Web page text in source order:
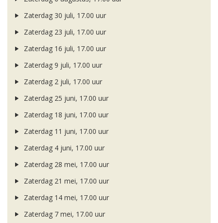
Zaterdag 30 juli, 17.00 uur
Zaterdag 23 juli, 17.00 uur
Zaterdag 16 juli, 17.00 uur
Zaterdag 9 juli, 17.00 uur
Zaterdag 2 juli, 17.00 uur
Zaterdag 25 juni, 17.00 uur
Zaterdag 18 juni, 17.00 uur
Zaterdag 11 juni, 17.00 uur
Zaterdag 4 juni, 17.00 uur
Zaterdag 28 mei, 17.00 uur
Zaterdag 21 mei, 17.00 uur
Zaterdag 14 mei, 17.00 uur
Zaterdag 7 mei, 17.00 uur